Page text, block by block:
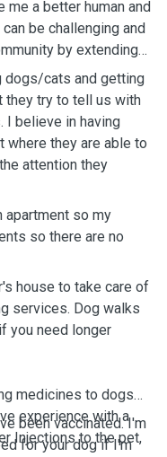
me a better human and
be challenging and
by extending
dogs/cats and getting
they try to tell us with
I believe in having
where they are able to
attention they
apartment so my
so there are no
house to take care of
services. Dog walks
you need longer
medicines to dogs
experience with a
Injections to the pet,
been vaccinated. I'm
for your dog if I'm